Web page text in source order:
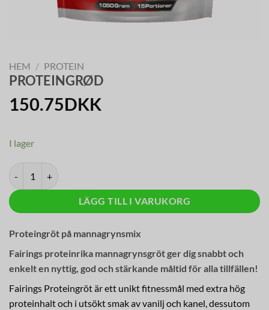
HEM / PROTEIN
PROTEINGRØD
150.75DKK
I lager
LÄGG TILL I VARUKORG
Proteingröt på mannagrynsmix
Fairings proteinrika mannagrynsgröt ger dig snabbt och
enkelt en nyttig, god och stärkande måltid för alla tillfällen!
Fairings Proteingröt är ett unikt fitnessmål med extra hög
proteinhalt och i utsökt smak av vanilj och kanel, dessutom